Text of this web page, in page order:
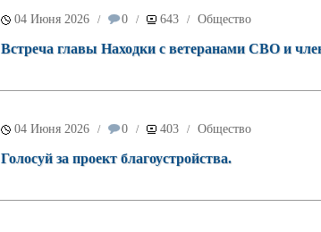
04 Июня 2026 / 0 / 643 / Общество
Встреча главы Находки с ветеранами СВО и
04 Июня 2026 / 0 / 403 / Общество
Голосуй за проект благоустройства.